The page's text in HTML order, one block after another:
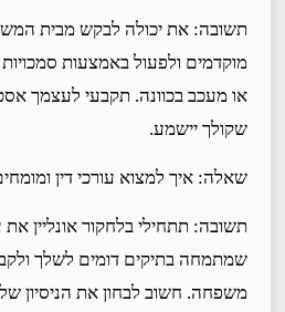
תשובה: את יכולה לבקש מבית
מוקדמים ולפעול באמצעות
או מעכב בכוונה. תקבעי לעצמך
שקולך יישמע.
שאלה: איך למצוא עורכי דין
תשובה: תתחילי בלחקור אונליין את
שמתמחה בתיקים דומים לשלך
משפחה. חשוב לבחון את הניסיון